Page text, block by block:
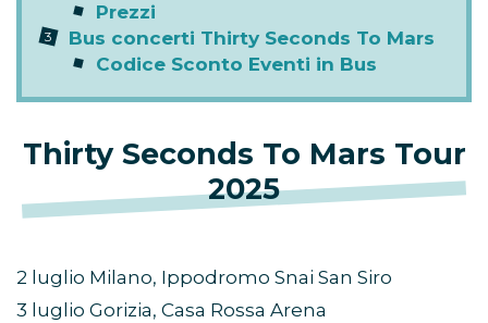
Prezzi
Bus concerti Thirty Seconds To Mars
Codice Sconto Eventi in Bus
Thirty Seconds To Mars Tour
2025
2 luglio Milano, Ippodromo Snai San Siro
3 luglio Gorizia, Casa Rossa Arena